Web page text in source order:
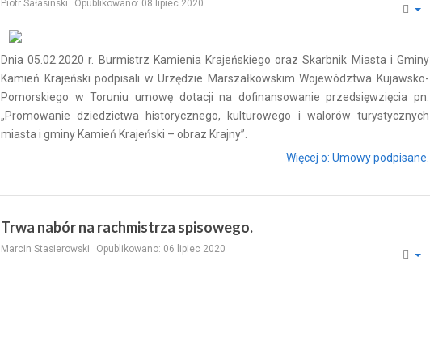
Piotr Sałasinski Opublikowano: 08 lipiec 2020
Dnia 05.02.2020 r. Burmistrz Kamienia Krajeńskiego oraz Skarbnik Miasta i Gminy
Kamień Krajeński podpisali w Urzędzie Marszałkowskim Województwa Kujawsko-
Pomorskiego w Toruniu umowę dotacji na dofinansowanie przedsięwzięcia pn.
„Promowanie dziedzictwa historycznego, kulturowego i walorów turystycznych
miasta i gminy Kamień Krajeński – obraz Krajny”.
Więcej o: Umowy podpisane.
Trwa nabór na rachmistrza spisowego.
Marcin Stasierowski Opublikowano: 06 lipiec 2020